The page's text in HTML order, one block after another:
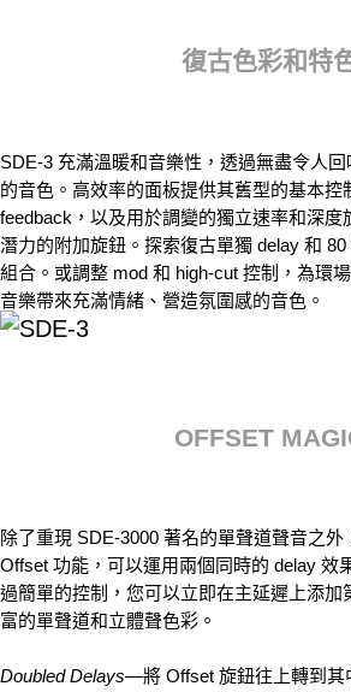
復古色彩和特
SDE-3 充滿溫暖和音樂性，透過無盡令人
的音色。高效率的面板提供其舊型的基本控
feedback，以及用於調變的獨立速率和深度
潛力的附加旋鈕。探索復古單獨 delay 和
組合。或調整 mod 和 high-cut 控制，為環
音樂帶來充滿情緒、營造氛圍感的音色。
OFFSET
除了重現 SDE-3000 著名的單聲道聲音之
Offset 功能，可以運用兩個同時的 delay 效
過簡單的控制，您可以立即在主延遲上添加
富的單聲道和立體聲色彩。
Doubled Delays—將 Offset 旋鈕往上轉到其